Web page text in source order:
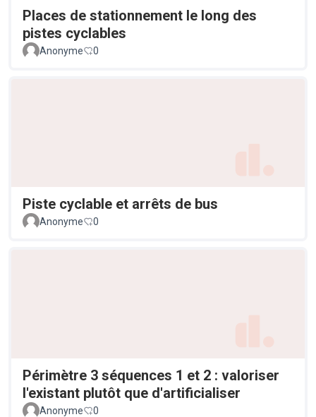
Places de stationnement le long des
pistes cyclables
Anonyme 0
Piste cyclable et arrêts de bus
Anonyme 0
Périmètre 3 séquences 1 et 2 : valoriser
l'existant plutôt que d'artificialiser
Anonyme 0